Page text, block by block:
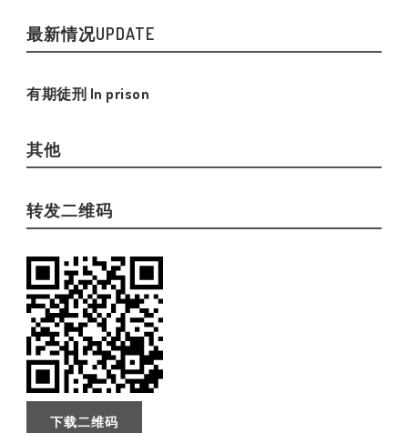
最新情况UPDATE
有期徒刑 In prison
其他
转发二维码
下载二维码